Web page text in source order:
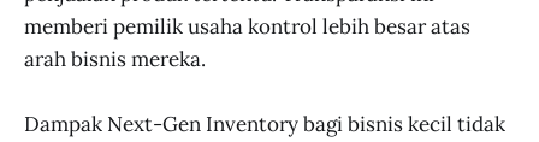
memberi pemilik usaha kontrol lebih besar atas
arah bisnis mereka.
Dampak Next-Gen Inventory bagi bisnis kecil tidak